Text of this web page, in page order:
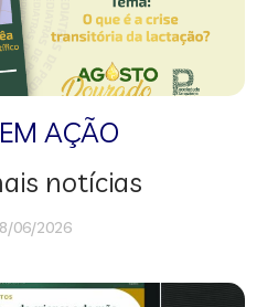
AÇÃO
notícias
06/2026